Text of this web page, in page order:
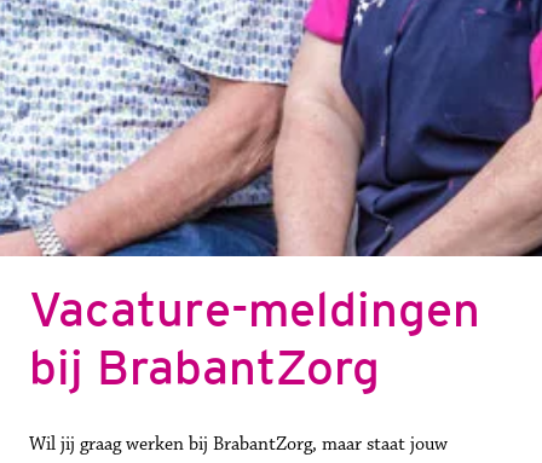
Vacature-meldingen
bij BrabantZorg
Wil jij graag werken bij BrabantZorg, maar staat jouw